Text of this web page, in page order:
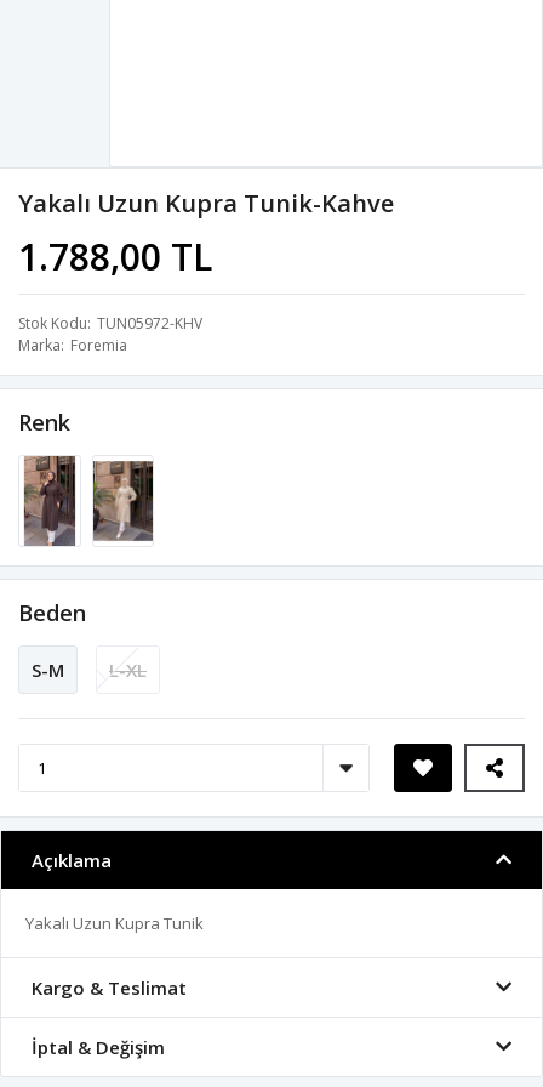
Yakalı Uzun Kupra Tunik-Kahve
1.788,00 TL
Stok Kodu TUN05972-KHV
Marka Foremia
Renk
Beden
S-M L-XL
Açıklama
Yakalı Uzun Kupra Tunik
Kargo & Teslimat
İptal & Değişim